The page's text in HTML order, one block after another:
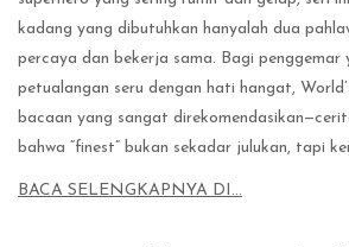
kadang yang dibutuhkan hanyalah dua
percaya dan bekerja sama. Bagi penggemar
petualangan seru dengan hati hangat,
bacaan yang sangat
bahwa “finest” bukan sekadar julukan, tapi
BACA SELENGKAPNYA DI…